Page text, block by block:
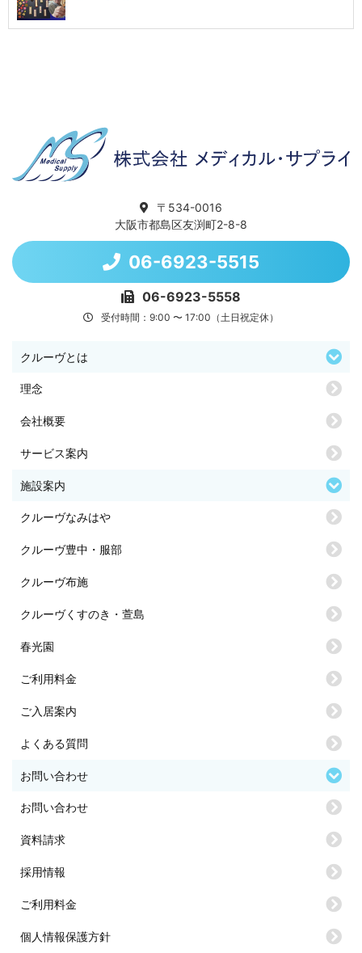
〒534-0016
大阪市都島区友渕町2-8-8
06-6923-5515
06-6923-5558
受付時間：9:00 〜 17:00（土日祝定休）
クルーヴとは
理念
会社概要
サービス案内
施設案内
クルーヴなみはや
クルーヴ豊中・服部
クルーヴ布施
クルーヴくすのき・萱島
春光園
ご利用料金
ご入居案内
よくある質問
お問い合わせ
お問い合わせ
資料請求
採用情報
ご利用料金
個人情報保護方針